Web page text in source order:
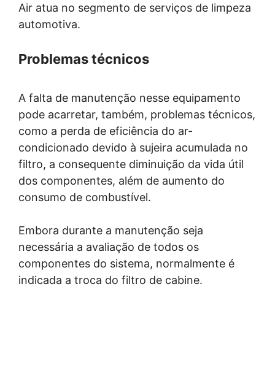
Air atua no segmento de serviços de limpeza
automotiva.
Problemas técnicos
A falta de manutenção nesse equipamento
pode acarretar, também, problemas técnicos,
como a perda de eficiência do ar-
condicionado devido à sujeira acumulada no
filtro, a consequente diminuição da vida útil
dos componentes, além de aumento do
consumo de combustível.
Embora durante a manutenção seja
necessária a avaliação de todos os
componentes do sistema, normalmente é
indicada a troca do filtro de cabine.